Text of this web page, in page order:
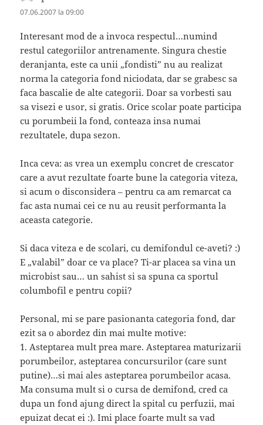
07.06.2007 la 09:00
Interesant mod de a invoca respectul…numind
restul categoriilor antrenamente. Singura chestie
deranjanta, este ca unii „fondisti” nu au realizat
norma la categoria fond niciodata, dar se grabesc sa
faca bascalie de alte categorii. Doar sa vorbesti sau
sa visezi e usor, si gratis. Orice scolar poate participa
cu porumbeii la fond, conteaza insa numai
rezultatele, dupa sezon.
Inca ceva: as vrea un exemplu concret de crescator
care a avut rezultate foarte bune la categoria viteza,
si acum o disconsidera – pentru ca am remarcat ca
fac asta numai cei ce nu au reusit performanta la
aceasta categorie.
Si daca viteza e de scolari, cu demifondul ce-aveti? :)
E „valabil” doar ce va place? Ti-ar placea sa vina un
microbist sau… un sahist si sa spuna ca sportul
columbofil e pentru copii?
Personal, mi se pare pasionanta categoria fond, dar
ezit sa o abordez din mai multe motive:
1. Asteptarea mult prea mare. Asteptarea maturizarii
porumbeilor, asteptarea concursurilor (care sunt
putine)…si mai ales asteptarea porumbeilor acasa.
Ma consuma mult si o cursa de demifond, cred ca
dupa un fond ajung direct la spital cu perfuzii, mai
epuizat decat ei :). Imi place foarte mult sa vad